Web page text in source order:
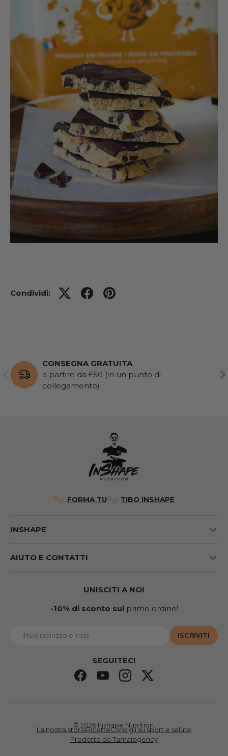
Condividi:
PRECEDENTE
CONSEGNA GRATUITA
a partire da £50 (in un punto di
collegamento)
FORMA TU TIBO INSHAPE
INSHAPE
AIUTO E CONTATTI
UNISCITI A NOI
-10% di sconto sulprimo ordine!
ISCRIVITI
SEGUITECI
Facebook
YouTubeInstagram
Twitter
© 2026 Inshape Nutrition
La nostra storiaRicetteConsigli su sport e salute
Prodotto da Tamaragency